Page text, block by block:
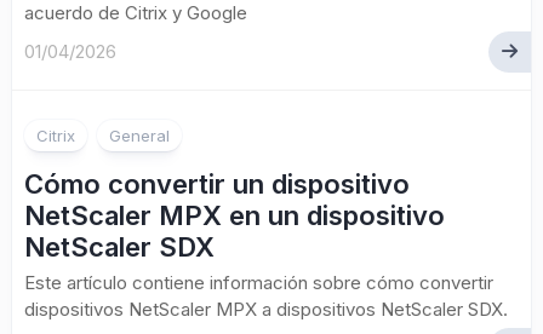
acuerdo de Citrix y Google
01/04/2026
Citrix General
Cómo convertir un dispositivo
NetScaler MPX en un dispositivo
NetScaler SDX
Este artículo contiene información sobre cómo convertir
dispositivos NetScaler MPX a dispositivos NetScaler SDX.